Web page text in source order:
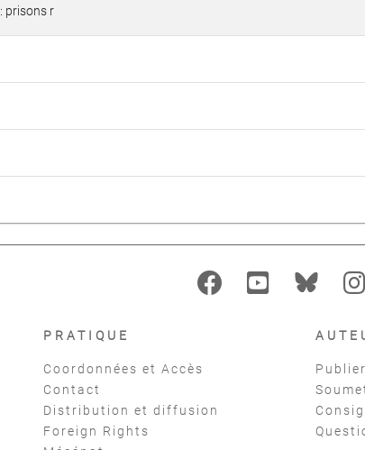
prisons r
PRATIQUE
Coordonnées et Accès
Contact
Distribution et diffusion
Foreign Rights